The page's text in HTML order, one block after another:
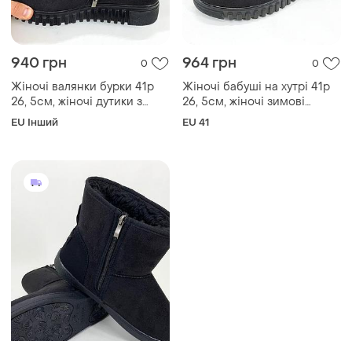
940 грн 0
Жіночі валянки бурки 41р
26, 5см, жіночі дутики з
хутром, калоші зимові,
EU Інший
964 грн 0
Жіночі бабуші на хутрі 41р
26, 5см, жіночі зимові
черевики на підошві чорні
EU 41